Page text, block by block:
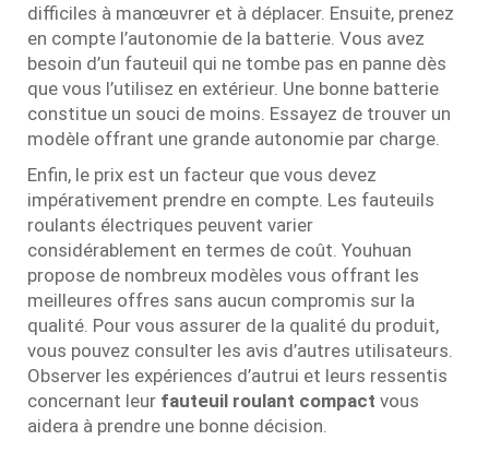
difficiles à manœuvrer et à déplacer. Ensuite, prenez
en compte l’autonomie de la batterie. Vous avez
besoin d’un fauteuil qui ne tombe pas en panne dès
que vous l’utilisez en extérieur. Une bonne batterie
constitue un souci de moins. Essayez de trouver un
modèle offrant une grande autonomie par charge.
Enfin, le prix est un facteur que vous devez
impérativement prendre en compte. Les fauteuils
roulants électriques peuvent varier
considérablement en termes de coût. Youhuan
propose de nombreux modèles vous offrant les
meilleures offres sans aucun compromis sur la
qualité. Pour vous assurer de la qualité du produit,
vous pouvez consulter les avis d’autres utilisateurs.
Observer les expériences d’autrui et leurs ressentis
concernant leur fauteuil roulant compact vous
aidera à prendre une bonne décision.